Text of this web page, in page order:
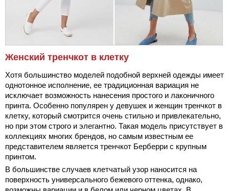
Женский тренчкот в клетку
Хотя большинство моделей подобной верхней одежды имеет
однотонное исполнение, ее традиционная вариация не
исключает возможность нанесения простого и лаконичного
принта. Особенно популярен у девушек и женщин тренчкот в
клетку, который смотрится очень стильно и привлекательно,
но при этом строго и элегантно. Такая модель присутствует в
коллекциях многих брендов, но самым известным ее
представителем является тренчкот Берберри с крупным
принтом.
В большинстве случаев клетчатый узор наносится на
поверхность универсального бежевого оттенка, однако,